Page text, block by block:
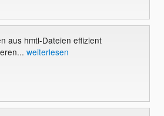
aus hmtl-Dateien effizient
weiterlesen